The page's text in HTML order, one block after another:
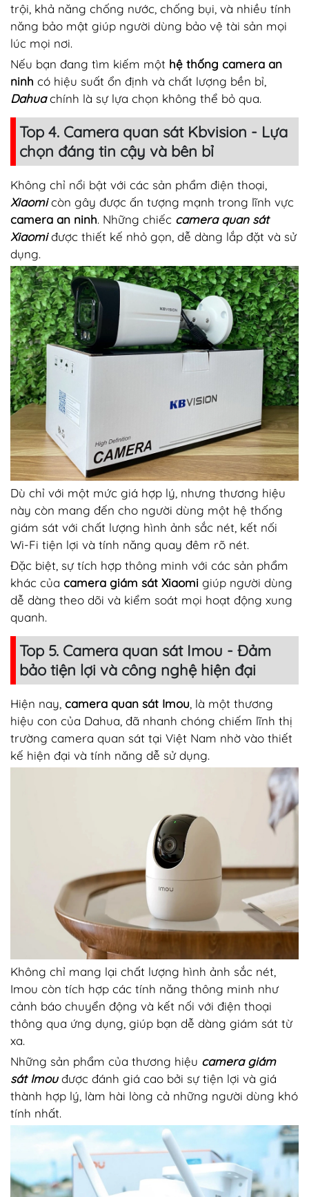
trội, khả năng chống nước, chống bụi, và nhiều tính
năng bảo mật giúp người dùng bảo vệ tài sản mọi
lúc mọi nơi.
Nếu bạn đang tìm kiếm một hệ thống camera an
ninh có hiệu suất ổn định và chất lượng bền bỉ,
Dahuachính là sự lựa chọn không thể bỏ qua.
Top 4. Camera quan sát Kbvision - Lựa
chọn đáng tin cậy và bên bỉ
Không chỉ nổi bật với các sản phẩm điện thoại,
Xiaomicòn gây được ấn tượng mạnh trong lĩnh vực
camera an ninh. Những chiếc camera quan sát
Xiaomiđược thiết kế nhỏ gọn, dễ dàng lắp đặt và sử
dụng.
Dù chỉ với một mức giá hợp lý, nhưng thương hiệu
này còn mang đến cho người dùng một hệ thống
giám sát với chất lượng hình ảnh sắc nét, kết nối
Wi-Fi tiện lợi và tính năng quay đêm rõ nét.
Đặc biệt, sự tích hợp thông minh với các sản phẩm
khác của camera giám sát Xiaomi giúp người dùng
dễ dàng theo dõi và kiểm soát mọi hoạt động xung
quanh.
Top 5. Camera quan sát Imou - Đảm
bảo tiện lợi và công nghệ hiện đại
Hiện nay, camera quan sát Imou , là một thương
hiệu con của Dahua, đã nhanh chóng chiếm lĩnh thị
trường camera quan sát tại Việt Nam nhờ vào thiết
kế hiện đại và tính năng dễ sử dụng.
Không chỉ mang lại chất lượng hình ảnh sắc nét,
Imou còn tích hợp các tính năng thông minh như
cảnh báo chuyển động và kết nối với điện thoại
thông qua ứng dụng, giúp bạn dễ dàng giám sát từ
xa.
Những sản phẩm của thương hiệu camera giám
sát Imouđược đánh giá cao bởi sự tiện lợi và giá
thành hợp lý, làm hài lòng cả những người dùng khó
tính nhất.